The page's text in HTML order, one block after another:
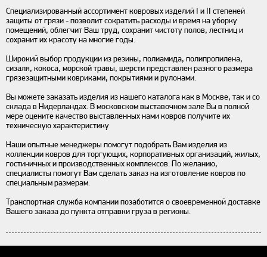
Специализированный ассортимент ковровых изделий I и II степеней
защиты от грязи - позволит сократить расходы и время на уборку
помещений, облегчит Ваш труд, сохранит чистоту полов, лестниц и
сохранит их красоту на многие годы.
Широкий выбор продукции из резины, полиамида, полипропилена,
сизаля, кокоса, морской травы, шерсти представлен разного размера
грязезащитными ковриками, покрытиями и рулонами.
Вы можете заказать изделия из нашего каталога как в Москве, так и со
склада в Нидерландах. В московском выставочном зале Вы в полной
мере оцените качество выставленных нами ковров получите их
техническую характеристику
Наши опытные менеджеры помогут подобрать Вам изделия из
коллекции ковров для торгующих, корпоративных организаций, жилых,
гостиничных и производственных комплексов. По желанию,
специалисты помогут Вам сделать заказ на изготовление ковров по
специальным размерам.
Транспортная служба компании позаботится о своевременной доставке
Вашего заказа до пункта отправки груза в регионы.